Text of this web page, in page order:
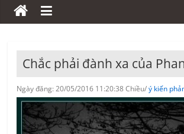
Chắc phải đành xa của
Ngày đăng: 20/05/2016 11:20:38 Chiều/ý kiến